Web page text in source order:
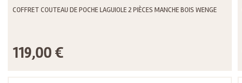
COFFRET COUTEAU DE POCHE LAGUIOLE 2 PIÈCES MANCHE BOIS WENGE
119,00 €